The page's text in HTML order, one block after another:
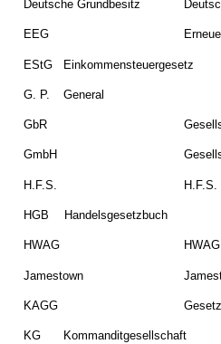
Deutsche Grundbesitz
EEG
EStG Einkommensteuergesetz
G. P. General
GbR
GmbH
H.F.S.
HGB Handelsgesetzbuch
HWAG
Jamestown
KAGG
KG Kommanditgesellschaft